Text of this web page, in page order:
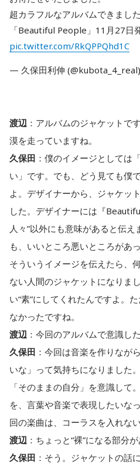
超カラフルなアルバムできました
「Beautiful People」11月27日
pic.twitter.com/RkQPPQhd1C
— 久保田利伸 (@kubota_4_real)
渡辺 ：アルバムのジャケットで
漠を走っていますね。
久保田 ：僕のイメージとしては
い」です。でも、どう見ても僕
よ。デザイナーから、ジャケッ
した。デザイナーには『
人々”以外にも意味があると伝
も、いいところ悪いところがあ
そういうイメージを伝えたら、
ない人間のジャケットになりま
い“素”にしてくれたんですよ。
なかったですね。
渡辺 ：今回のアルバムで意識し
久保田 ：今回は音楽を作りなが
いな」って気持ちになりました
「そのままの自分」を意識して
を、言葉や音楽で表現したいな
回の楽曲は、コーラスを入れな
渡辺 ：ちょっと“裸”になる部分
久保田 ：そう。ジャケットの話